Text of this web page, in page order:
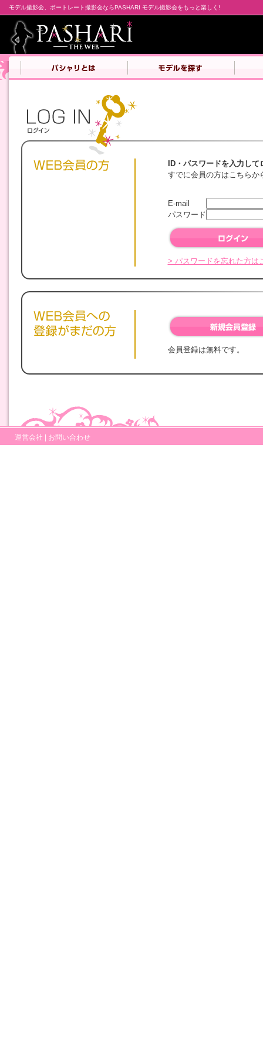
モデル撮影会、ポートレート撮影会ならPASHARI モデル撮影会をもっと楽しく!
ID・パスワードを入力し
すでに会員の方はこちらか
E-mail
パスワード
> パスワードを忘れた方は
会員登録は無料です。
運営会社 | お問い合わせ